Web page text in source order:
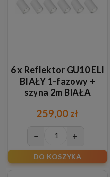
6 x Reflektor GU10 ELI
BIAŁY 1-fazowy +
szyna 2m BIAŁA
259,00 zł
− +
DO KOSZYKA